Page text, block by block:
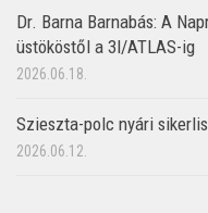
Dr. Barna Barnabás: A
üstököstől a 3I/ATLAS-ig
2026.06.18.
Szieszta-polc nyári
2026.06.12.